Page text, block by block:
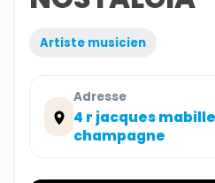
Artiste musicien
Adresse
4 r jacques
champagne